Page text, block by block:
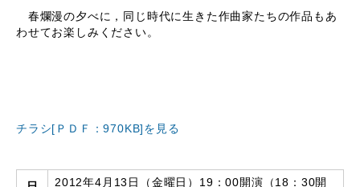
春爛漫の夕べに，同じ時代に生きた作曲家たちの作品もあ
わせてお楽しみください。
チラシ[ＰＤＦ：970KB]を見る
2012年4月13日（金曜日）19：00開演（18：30開